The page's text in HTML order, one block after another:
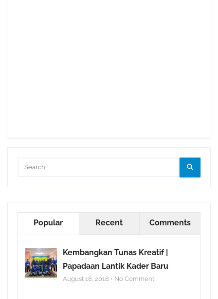
Popular Recent Comments
Kembangkan Tunas Kreatif |
Papadaan Lantik Kader Baru
August 18, 2018 • No Comment